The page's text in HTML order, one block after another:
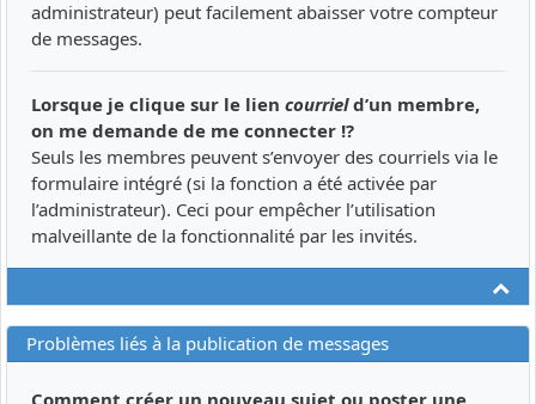
administrateur) peut facilement abaisser votre compteur
de messages.
Lorsque je clique sur le lien courrield’un membre,
on me demande de me connecter !?
Seuls les membres peuvent s’envoyer des courriels via le
formulaire intégré (si la fonction a été activée par
l’administrateur). Ceci pour empêcher l’utilisation
malveillante de la fonctionnalité par les invités.
Problèmes liés à la publication de messages
Comment créer un nouveau sujet ou poster une